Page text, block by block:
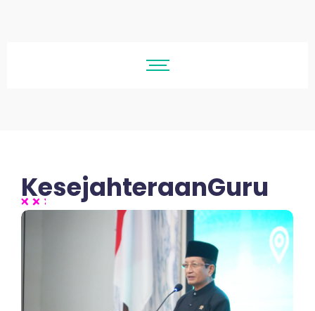
KesejahteraanGuru
No Comments